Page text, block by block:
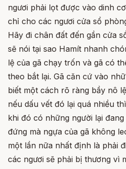
ngươi phải lọt được vào dinh
chỉ cho các ngươi cửa sổ
Hãy đi chân đất đến gần cửa
sẽ nói tại sao Hamít nhanh
lệ của gã chạy trốn và gã có
theo bắt lại. Gã căn cứ vào
biết một cách rõ ràng bầy nô
nếu dấu vết đó lại quá nhiều
khi đó có những người lại
đứng mà ngựa của gã không
một lần nữa nhất định là phải
các ngươi sẽ phải bị thương vì